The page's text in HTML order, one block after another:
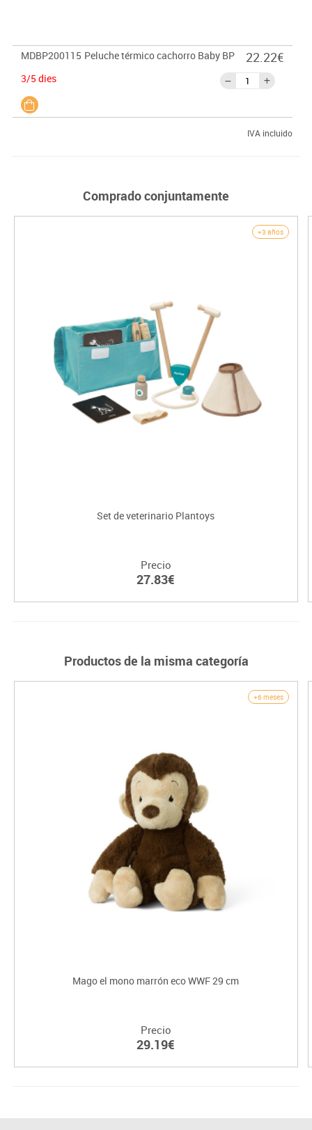
MDBP200115 Peluche térmico cachorro Baby BP
3/5 dies
22.22€
IVA incluido
Comprado conjuntamente
+3 años
Set de veterinario Plantoys
Precio
27.83€
Productos de la misma categoría
+6 meses
Mago el mono marrón eco WWF 29 cm
Precio
29.19€